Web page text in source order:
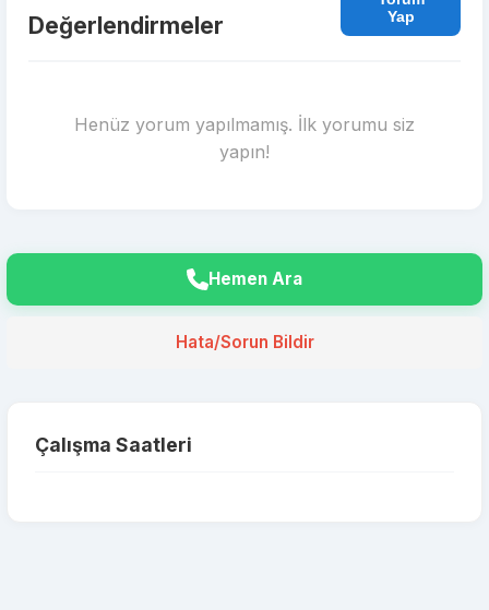
Değerlendirmeler
Yap
Henüz yorum yapılmamış. İlk yorumu siz
yapın!
Hemen Ara
Hata/Sorun Bildir
Çalışma Saatleri